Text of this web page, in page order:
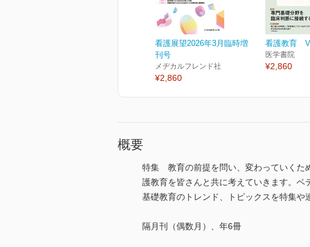
看護展望2026年3月臨時増
刊号
メヂカルフレンド社
¥2,860
看護教育
医学書院
¥2,860
概要
特集 教育の前提を問い、変わっていくた
護教育を皆さんと共に考えていきます。
基礎教育のトレンド、トピックスを特集
隔月刊（偶数月）、年6冊